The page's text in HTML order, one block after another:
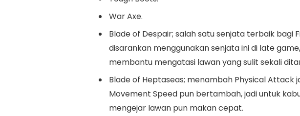
War Axe.
Blade of Despair; salah satu senjata terbaik bagi
disarankan menggunakan senjata ini di late
membantu mengatasi lawan yang sulit sekali
Blade of Heptaseas; menambah Physical Attack
Movement Speed pun bertambah, jadi untuk
mengejar lawan pun makan cepat.